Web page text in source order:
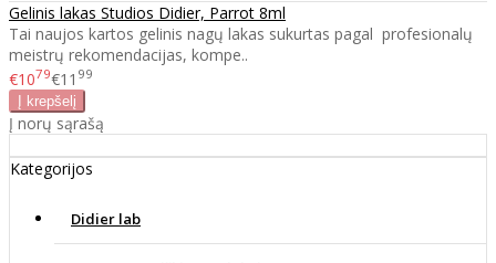
Gelinis lakas Studios Didier, Parrot 8ml
Tai naujos kartos gelinis nagų lakas sukurtas pagal profesionalų
meistrų rekomendacijas, kompe..
€1079€11 99
Į norų sąrašą
Kategorijos
Didier lab